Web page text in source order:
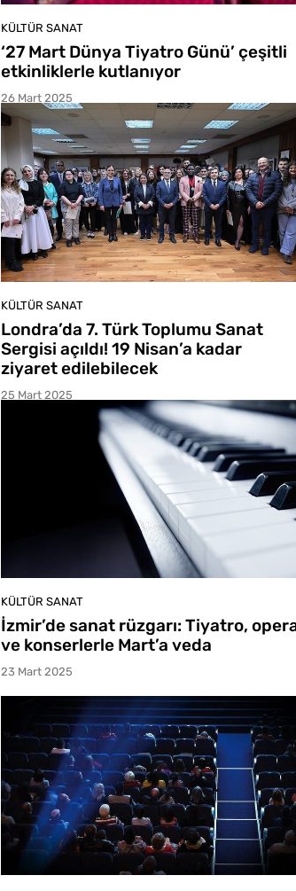
KÜLTÜR SANAT
‘27 Mart Dünya Tiyatro Günü’ çeşitli
etkinliklerle kutlanıyor
26 Mart 2025
KÜLTÜR SANAT
Londra’da 7. Türk Toplumu Sanat
Sergisi açıldı! 19 Nisan’a kadar
ziyaret edilebilecek
25 Mart 2025
KÜLTÜR SANAT
İzmir’de sanat rüzgarı: Tiyatro,
ve konserlerle Mart’a veda
23 Mart 2025